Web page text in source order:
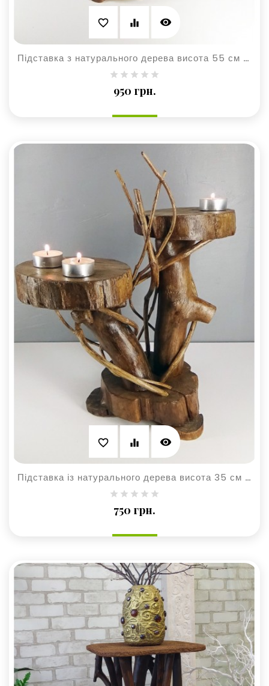
favorite_border equalizer visibility
Підставка з натурального дерева висота 55 см для квітів та рослин
950 грн.Ціна
favorite_border equalizer visibility
Підставка із натурального дерева висота 35 см для кімнатних рослин
750 грн.